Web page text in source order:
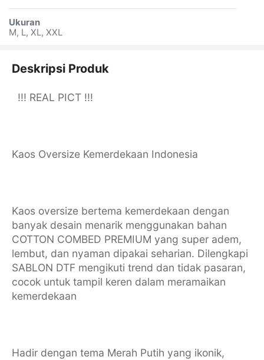
Ukuran
M, L, XL, XXL
Deskripsi Produk
!!! REAL PICT !!!
Kaos Oversize Kemerdekaan Indonesia
Kaos oversize bertema kemerdekaan dengan
banyak desain menarik menggunakan bahan
COTTON COMBED PREMIUM yang super adem,
lembut, dan nyaman dipakai seharian. Dilengkapi
SABLON DTF mengikuti trend dan tidak pasaran,
cocok untuk tampil keren dalam meramaikan
kemerdekaan
Hadir dengan tema Merah Putih yang ikonik,